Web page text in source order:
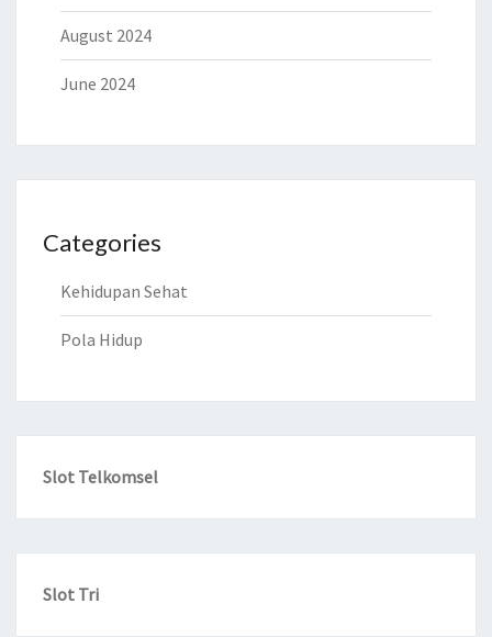
August 2024
June 2024
Categories
Kehidupan Sehat
Pola Hidup
Slot Telkomsel
Slot Tri